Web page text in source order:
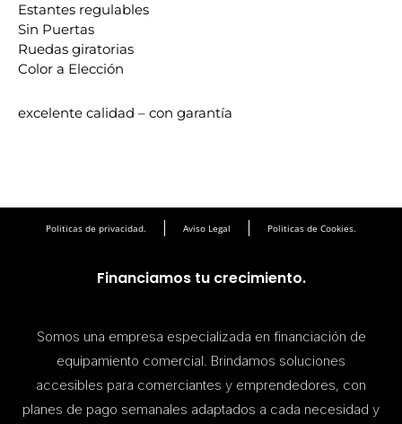
Estantes regulables
Sin Puertas
Ruedas giratorias
Color a Elección
excelente calidad – con garantía
Politicas de privacidad. Aviso Legal Politicas de Cookies.
Financiamos tu crecimiento.
Somos una empresa especializada en financiación de
equipamiento comercial. Brindamos soluciones
accesibles para comerciantes y emprendedores, con
planes de pago semanales adaptados a cada necesidad y